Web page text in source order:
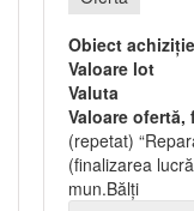
Obiect achiziție
Valoare lot
Valuta
Valoare ofertă,
(repetat)
(finalizarea
mun.Bălți